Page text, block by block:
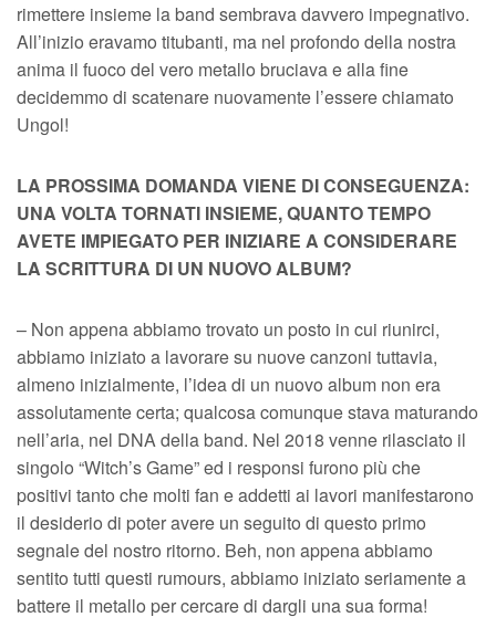
rimettere insieme la band sembrava davvero impegnativo.
All’inizio eravamo titubanti, ma nel profondo della nostra
anima il fuoco del vero metallo bruciava e alla fine
decidemmo di scatenare nuovamente l’essere chiamato
Ungol!
LA PROSSIMA DOMANDA VIENE DI CONSEGUENZA:
UNA VOLTA TORNATI INSIEME, QUANTO TEMPO
AVETE IMPIEGATO PER INIZIARE A CONSIDERARE
LA SCRITTURA DI UN NUOVO ALBUM?
– Non appena abbiamo trovato un posto in cui riunirci,
abbiamo iniziato a lavorare su nuove canzoni tuttavia,
almeno inizialmente, l’idea di un nuovo album non era
assolutamente certa; qualcosa comunque stava maturando
nell’aria, nel DNA della band. Nel 2018 venne rilasciato il
singolo “Witch’s Game” ed i responsi furono più che
positivi tanto che molti fan e addetti ai lavori manifestarono
il desiderio di poter avere un seguito di questo primo
segnale del nostro ritorno. Beh, non appena abbiamo
sentito tutti questi rumours, abbiamo iniziato seriamente a
battere il metallo per cercare di dargli una sua forma!